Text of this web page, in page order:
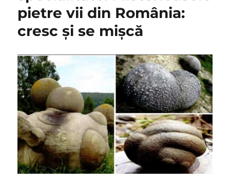
pietre vii din România:
cresc şi se mişcă